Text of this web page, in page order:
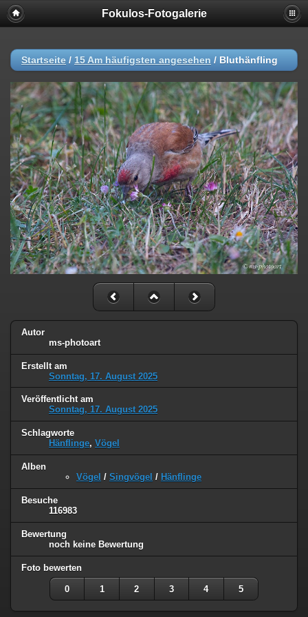
Fokulos-Fotogalerie
Startseite / 15 Am häufigsten angesehen / Bluthänfling
Autor
ms-photoart
Erstellt am
Sonntag, 17. August 2025
Veröffentlicht am
Sonntag, 17. August 2025
Schlagworte
Hänflinge, Vögel
Alben
Vögel / Singvögel / Hänflinge
Besuche
116983
Bewertung
noch keine Bewertung
Foto bewerten
0 1 2 3 4 5